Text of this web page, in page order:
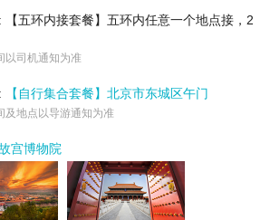
:
【五环内接套餐】五环内任意一个地点接，2
以司机通知为准
: 【自行集合套餐】北京市东城区午门
及地点以导游通知为准
宫博物院